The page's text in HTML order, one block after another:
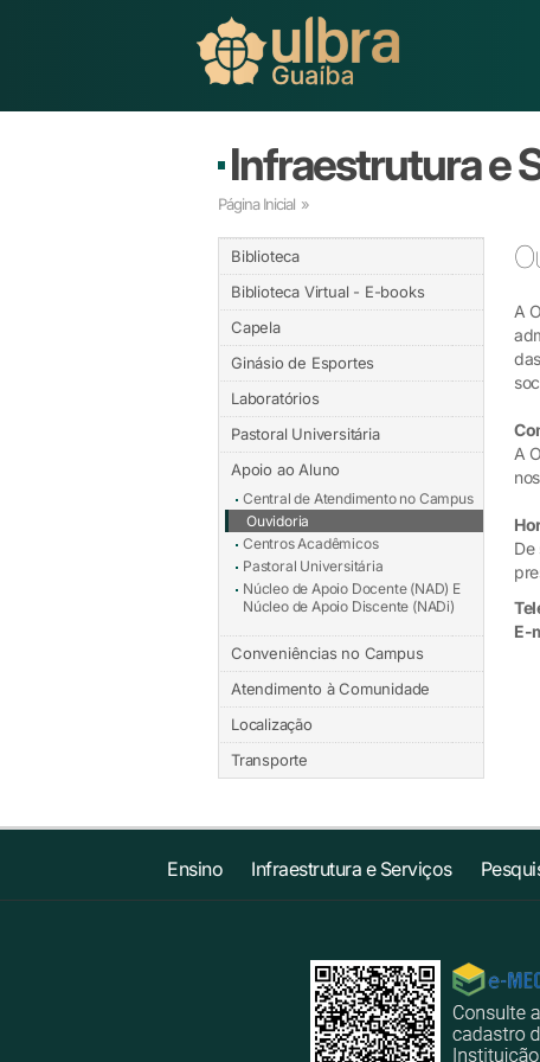
Infraestrutura e
Página Inicial »
Biblioteca
Biblioteca Virtual - E-books
Capela
Ginásio de Esportes
Laboratórios
Pastoral Universitária
Apoio ao Aluno
Central de Atendimento no Campus
Ouvidoria
Centros Acadêmicos
Pastoral Universitária
Núcleo de Apoio Docente (NAD) E
Núcleo de Apoio Discente (NADi)
Conveniências no Campus
Atendimento à Comunidade
Localização
Transporte
A
A
De
E-
Ensino Infraestrutura e Serviços